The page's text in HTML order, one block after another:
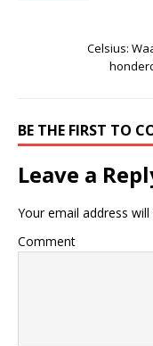
Celsius:
BE THE FIRST TO
Leave a
Your email address
Comment